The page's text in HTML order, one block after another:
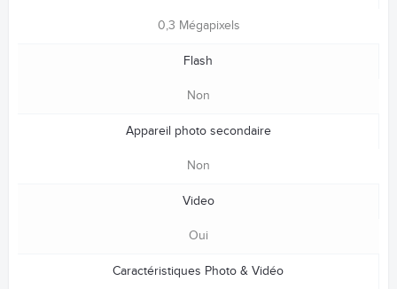
0,3 Mégapixels
Flash
Non
Appareil photo secondaire
Non
Video
Oui
Caractéristiques Photo & Vidéo